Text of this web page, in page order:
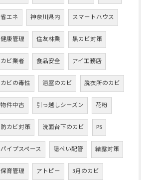
省エネ 神奈川県内 スマートハウス
健康管理 住友林業 黒カビ対策
カビ業者 食品安全 アイ工務店
カビの毒性 浴室のカビ 脱衣所のカビ
物件中古 引っ越しシーズン 花粉
防カビ対策 洗面台下のカビ PS
パイプスペース 隠ぺい配管 結露対策
保育管理 アトピー 3月のカビ